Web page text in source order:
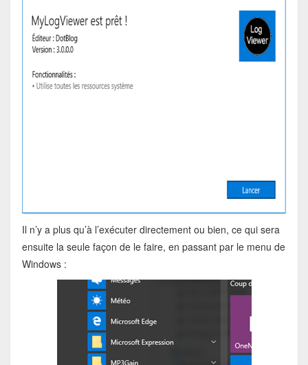
Il n’y a plus qu’à l’exécuter directement ou bien, ce qui sera
ensuite la seule façon de le faire, en passant par le menu de
Windows :